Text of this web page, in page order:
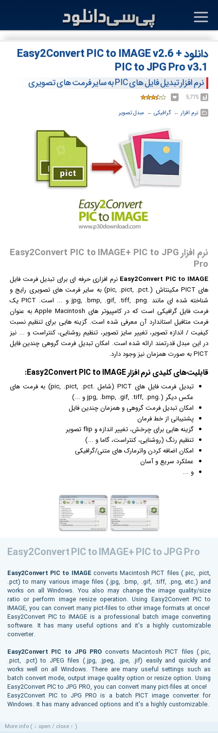
دانلود Easy2Convert PIC to IMAGE v2.6 +
PIC to JPG Pro v3.1
نرم افزار تبدیل فایل های PIC به سایر فرمت های تصویری
5,775
نرم افزار ← ‏گرافیکی ← ‏ مبدل تصویر
نرم افزار Easy2Convert PIC to IMAGE+ PIC to JPG
Pro
Easy2Convert PIC to IMAGE نرم افزاری حرفه ای برای تبدیل فرمت فایل
های PICT
مکینتاش
(.pic, .pict, .pct) به سایر فرمت های تصویری رایج و
شناخته شده ای مانند .jpg, .bmp, .gif, .tiff, .png و ... است. PICT یک
فرمت فایلگرافیک
ی است که در کامپیوتر های Apple Macintosh به عنوان
فرمت متافیل استاندارد آن معرفی شده است. گزینه هایی برای تنظیم نسبت
کیفیت / اندازه تصویر، تغییر سایز تصویر، تنظیم روشنایی، کنتراست و ... نیز
در این مبدل قدرتمند ارائه شده است. امکان تبدیل فرمت گروهی چندین فایل
PICT به صورت همزمان نیز وجود دارد.
قابلیت‌های کلیدی نرم افزار
تبدیل فرمت فایل های PICT (شامل .pic, .pict, .pct) به فرمت های
عکسدیگر (.jpg, .bmp, .gif, .tiff, .png و ...)
امکان تبدیل فرمت گروهی و همزمان چندین فایل
پشتیبانی از خط فرمان
گزینه هایی برای چرخش، تغییر اندازه و flip تصویر
تنظیم رنگ (روشنایی، کنتراست، گاما و ...)
امکان اضافه کردن واترمارک های متنی/گرافیکی
عملکرد سریع و آسان
و ...
Easy2Convert PIC to IMAGE+ PIC to JPG Pro
Easy2Convert PIC to IMAGE converts Macintosh PICT files (.pic, .pict,
.pct) to many various image files (.jpg, .bmp, .gif, .tiff, .png, etc.) and
works on all Windows. You also may change the image quality/size
ratio or perform image resize operation. Using Easy2Convert PIC to
IMAGE, you can convert many pict-files to other image formats at once!
Easy2Convert PIC to IMAGE is a professional batch image converting
software. It has many useful options and it's a highly customizable
converter.
Easy2Convert PIC to JPG PRO converts Macintosh PICT files (.pic,
.pict, .pct) to JPEG files (.jpg, .jpeg, .jpe, .jif) easily and quickly and
works well on all Windows. There are many useful settings such as
batch convert mode, output image quality option or resize option. Using
Easy2Convert PIC to JPG PRO, you can convert many pict-files at once!
Easy2Convert PIC to JPG PRO is a batch PICT image converter for
Windows. It has many advanced options and it's a highly customizable.
More info ( ↓ open / close ↑ )